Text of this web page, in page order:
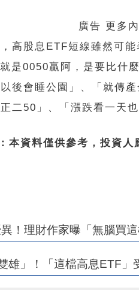
廣告 更多
高股息ETF短線雖然可
是0050贏阿，是要比什
後會睡公園」、「就傳
二50」、「漲跌看一天
資料僅供參考，投資人
！理財作家曝「無腦買
雄」！「這檔高息ETF